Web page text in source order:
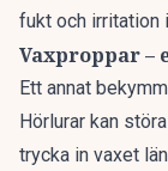
fukt och irritation
Vaxproppar –
Ett annat
Hörlurar kan
trycka in vaxet